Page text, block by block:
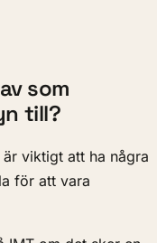
som
till?
viktigt att ha några
för att vara